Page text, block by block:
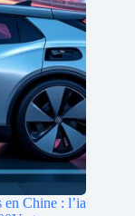
Chine : l’ia